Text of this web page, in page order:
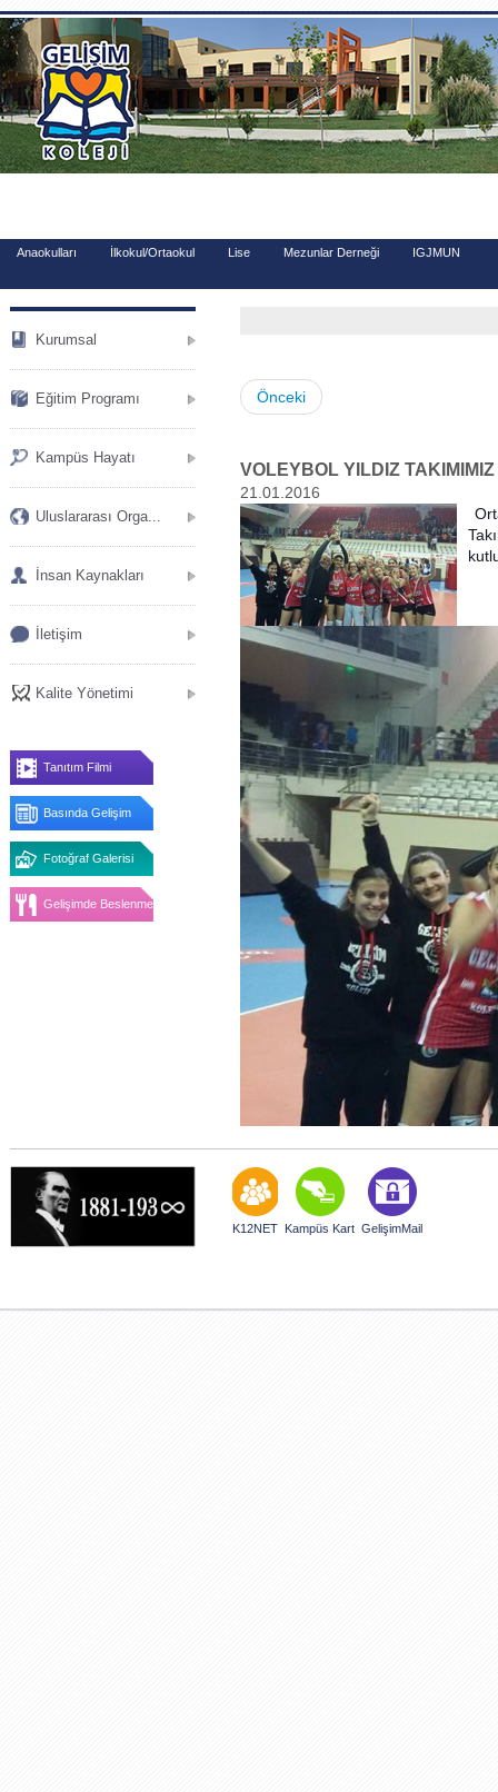
.
Anaokulları İlkokul/Ortaokul Lise Mezunlar Derneği IGJMUN
Kurumsal
Eğitim Programı
Kampüs Hayatı
Uluslararası Orga...
İnsan Kaynakları
İletişim
Kalite Yönetimi
Tanıtım Filmi
Basında Gelişim
Fotoğraf Galerisi
Gelişimde Beslenme
Önceki
VOLEYBOL YILDIZ
21.01.2016
K12NET Kampüs Kart GelişimMail